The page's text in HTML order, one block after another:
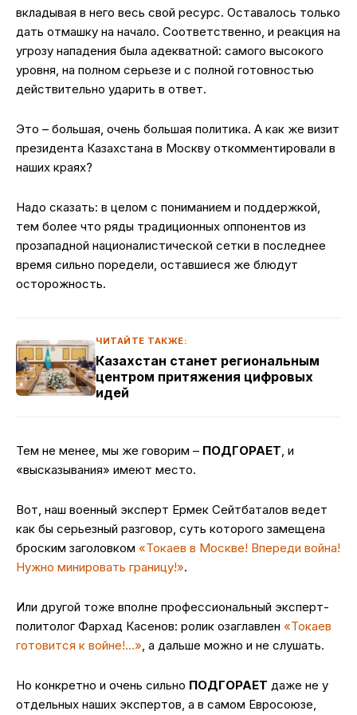
вкладывая в него весь свой ресурс. Оставалось только
дать отмашку на начало. Соответственно, и реакция на
угрозу нападения была адекватной: самого высокого
уровня, на полном серьезе и с полной готовностью
действительно ударить в ответ.
Это – большая, очень большая политика. А как же визит
президента Казахстана в Москву откомментировали в
наших краях?
Надо сказать: в целом с пониманием и поддержкой,
тем более что ряды традиционных оппонентов из
прозападной националистической сетки в последнее
время сильно поредели, оставшиеся же блюдут
осторожность.
ЧИТАЙТЕ ТАКЖЕ:
Казахстан станет региональным
центром притяжения цифровых
идей
Тем не менее, мы же говорим – ПОДГОРАЕТ, и
«высказывания» имеют место.
Вот, наш военный эксперт Ермек Сейтбаталов ведет
как бы серьезный разговор, суть которого замещена
броским заголовком «Токаев в Москве! Впереди война!
Нужно минировать границу!».
Или другой тоже вполне профессиональный эксперт-
политолог Фархад Касенов: ролик озаглавлен «Токаев
готовится к войне!…», а дальше можно и не слушать.
Но конкретно и очень сильно ПОДГОРАЕТ даже не у
отдельных наших экспертов, а в самом Евросоюзе,